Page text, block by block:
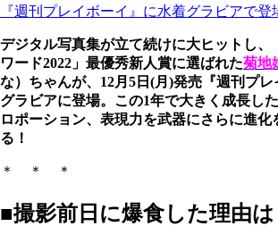
『週刊プレイボーイ』に水着グラビアで登
デジタル写真集が立て続けに大ヒットし、
ワード2022」最優秀新人賞に選ばれた菊地
な）ちゃんが、12月5日(月)発売『週刊プ
グラビアに登場。この1年で大きく成長し
ロポーション、表現力を武器にさらに進化
る！
＊ ＊ ＊
■撮影前日に爆食した理由は